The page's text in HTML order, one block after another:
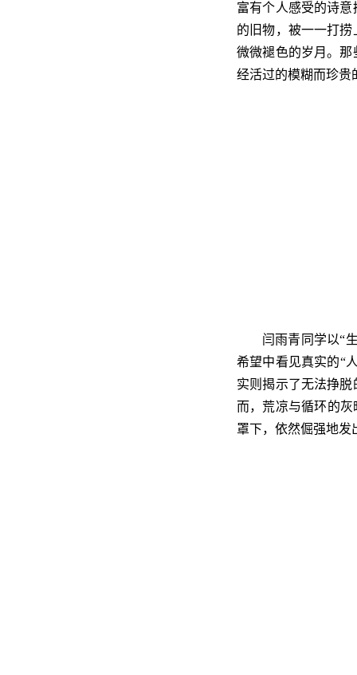
富有个人感受的诗
的旧物，被一一打
微微褪色的岁月。
经活过的模糊而珍贵
闫雨青同学以“
希望中看见真实的“
实则揭示了无法挣
而，荒凉与循环的
罩下，依然倔强地发